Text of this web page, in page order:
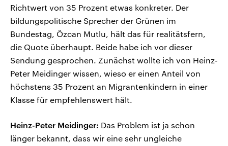
Richtwert von 35 Prozent etwas konkreter. Der
bildungspolitische Sprecher der Grünen im
Bundestag, Özcan Mutlu, hält das für realitätsfern,
die Quote überhaupt. Beide habe ich vor dieser
Sendung gesprochen. Zunächst wollte ich von Heinz-
Peter Meidinger wissen, wieso er einen Anteil von
höchstens 35 Prozent an Migrantenkindern in einer
Klasse für empfehlenswert hält.
Heinz-Peter Meidinger: Das Problem ist ja schon
länger bekannt, dass wir eine sehr ungleiche